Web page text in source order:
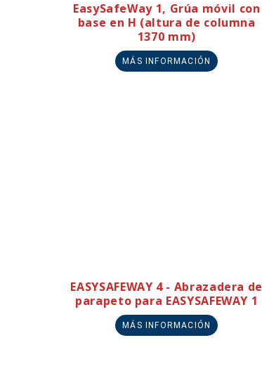
EasySafeWay 1, Grúa móvil con
base en H (altura de columna
1370 mm)
MÁS INFORMACIÓN
EASYSAFEWAY 4 - Abrazadera de
parapeto para EASYSAFEWAY 1
MÁS INFORMACIÓN